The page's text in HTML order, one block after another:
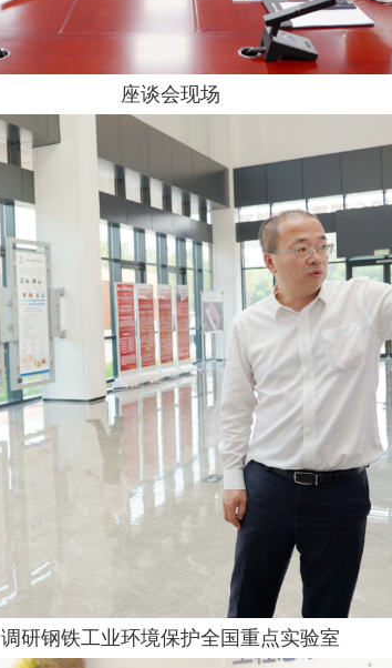
座谈会现场
调研钢铁工业环境保护全国重点实验室